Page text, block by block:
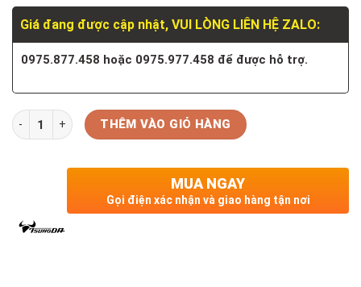
Giá đang được cập nhật, VUI LÒNG LIÊN HỆ ZALO:
0975.877.458 hoặc 0975.977.458 để được hỗ trợ.
Số lượng THÊM VÀO GIỎ HÀNG
MUA NGAY
Gọi điện xác nhận và giao hàng tận nơi